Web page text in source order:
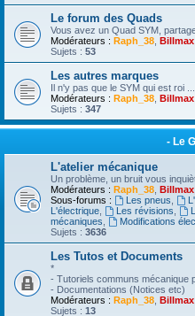
Le forum des Quads
Vous avez un Quad SYM,
Modérateurs : Raph_38 Billmax
Sujets : 53
Les autres marques
Il n'y pas que le SYM qui est roi ...
Modérateurs : Raph_38 Billmax
Sujets : 347
- Le
L'atelier mécanique
Un problème, un bruit vous
Modérateurs : Raph_38 Billmax
Sous-forums :
Les pneus
L'électrique
Les révisions
mécaniques
Modifications
Sujets : 3636
Les Tutos et Documents
*
- Tutoriels communs mécanique
- Documentations (Notices etc)
Modérateurs : Raph_38 Billmax
Sujets : 13